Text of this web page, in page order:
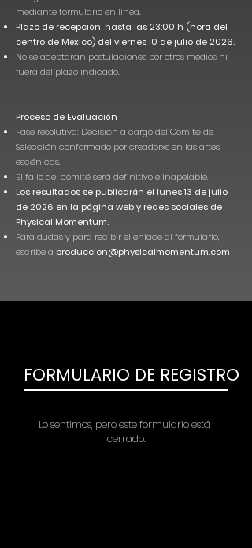
mediante formulario en línea.
Plazo de recepción: hasta las 23:00 h (hora del
centro de México) del viernes 10 de julio de 2026.
No se aceptarán postulaciones por otros medios ni
fuera del plazo indicado.
Proceso de Evaluación
Fase resolutiva: Decisión a cargo del Comité de
Selección conformado por creadorxs en las artes
escénicas.
El fallo del comité será definitivo e inapelable.
Los resultados se publicarán el lunes 13 de julio
de 2026 en la página web y redes sociales de
Physical Momentum.
Para dudas y para recibir el enlace al formulario,
escribe a produccion@physicalmomentum.com
FORMULARIO DE REGISTRO
Lo sentimos, pero este formulario está
cerrado.